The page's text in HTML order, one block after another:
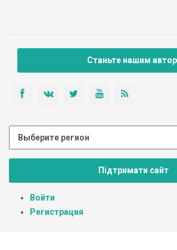
Станьте нашим
Підтримати сайт
Войти
Регистрация